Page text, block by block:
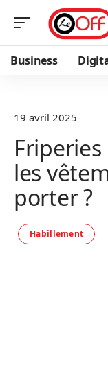
Business
19 avril 2025
les
porter ?
Habillement